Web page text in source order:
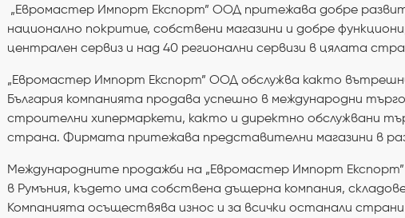
„Евромастер Импорт Експорт” ООД притежава добре
национално покритие, собст­вени магазини и добре
централен сервиз и над 40 регионални сервизи в цялата
„Евромастер Импорт Експорт” ООД обслужва както
България компанията продава успешно в международни
строителни хипермаркети, както и директно обслужвани
страна. Фирмата притежава представителни магазини в
Международните продажби на „Евромастер Импорт
в Румъния, където има собствена дъщерна компания,
Компанията осъществява износ и за всички останали